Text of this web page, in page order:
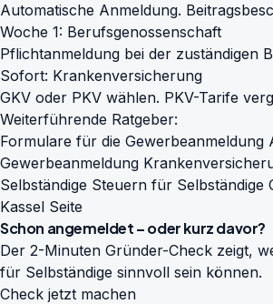
Automatische Anmeldung.
Woche 1: Berufsgenossenschaft
Pflichtanmeldung bei der zuständigen
Sofort: Krankenversicherung
GKV oder PKV wählen. PKV-Tarife
Weiterführende Ratgeber:
Formulare für die Gewerbeanmeldung
Gewerbeanmeldung
Selbständige Steuern für Selbständige
Kassel Seite
Schon angemeldet – oder kurz davor?
Der 2-Minuten Gründer-Check zeigt,
für Selbständige sinnvoll sein können.
Check jetzt machen